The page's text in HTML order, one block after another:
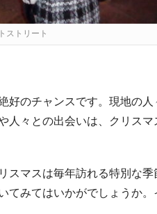
ストリート
のチャンスです。現地の
々との出会いは、クリスマ
マスは毎年訪れる特別な
みてはいかがでしょうか